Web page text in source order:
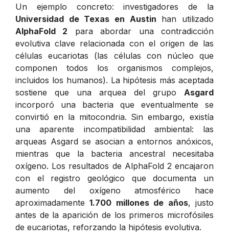
Un ejemplo concreto: investigadores de la
Universidad de Texas en Austin han utilizado
AlphaFold 2 para abordar una contradicción
evolutiva clave relacionada con el origen de las
células eucariotas (las células con núcleo que
componen todos los organismos complejos,
incluidos los humanos). La hipótesis más aceptada
sostiene que una arquea del grupo Asgard
incorporó una bacteria que eventualmente se
convirtió en la mitocondria. Sin embargo, existía
una aparente incompatibilidad ambiental: las
arqueas Asgard se asocian a entornos anóxicos,
mientras que la bacteria ancestral necesitaba
oxígeno. Los resultados de AlphaFold 2 encajaron
con el registro geológico que documenta un
aumento del oxígeno atmosférico hace
aproximadamente1.700 millones de años, justo
antes de la aparición de los primeros microfósiles
de eucariotas, reforzando la hipótesis evolutiva.